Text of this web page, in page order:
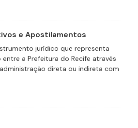
e Apostilamentos
jurídico que representa
a Prefeitura do Recife através
direta ou indireta com